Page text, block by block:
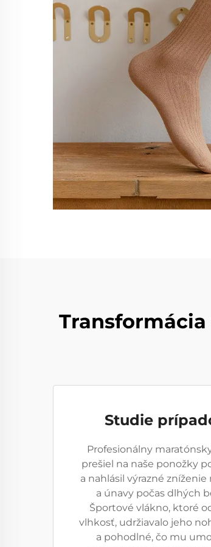
Studie
Profesionálny
prešiel na naše ponožky
a nahlásil výrazné zníženie
a únavy počas dlhých
Športové vlákno, ktoré
vlhkosť, udržiavalo jeho
a pohodlné, čo mu